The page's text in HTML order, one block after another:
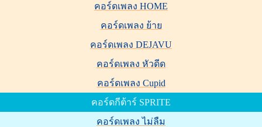
คอร์ดเพลง HOME
คอร์ดเพลง ย้าย
คอร์ดเพลง DEJAVU
คอร์ดเพลง หัวดีด
คอร์ดเพลง Cupid
คอร์ดกีต้าร์ SPRITE
คอร์ดเพลง ไม่ลืม